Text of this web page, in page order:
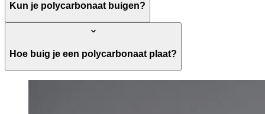
Kun je polycarbonaat buigen?
Hoe buig je een polycarbonaat plaat?